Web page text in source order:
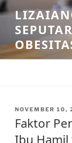
Skip
to
content
POSTED
NOVEMBER 10,
Faktor
Ibu